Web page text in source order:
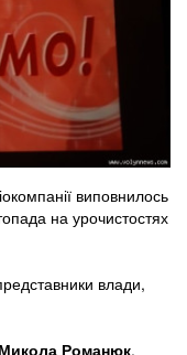
виповнилось
на урочистостях
влади,
Микола Романюк,